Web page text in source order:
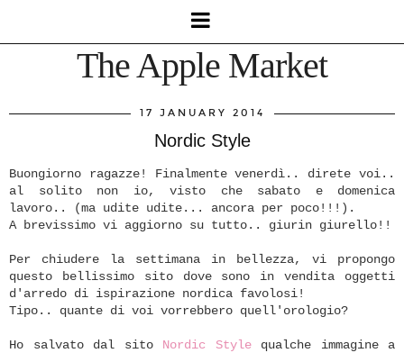
The Apple Market
17 JANUARY 2014
Nordic Style
Buongiorno ragazze! Finalmente venerdì.. direte voi..
al solito non io, visto che sabato e domenica
lavoro.. (ma udite udite... ancora per poco!!!).
A brevissimo vi aggiorno su tutto.. giurin giurello!!
Per chiudere la settimana in bellezza, vi propongo
questo bellissimo sito dove sono in vendita oggetti
d'arredo di ispirazione nordica favolosi!
Tipo.. quante di voi vorrebbero quell'orologio?
Ho salvato dal sito Nordic Style
qualche immagine a